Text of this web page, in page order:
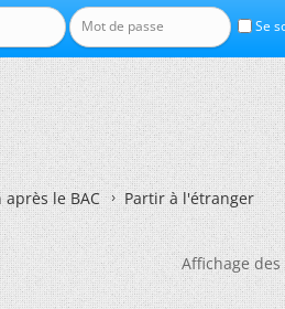
Se
le BAC Partir à l'étranger
Affichage